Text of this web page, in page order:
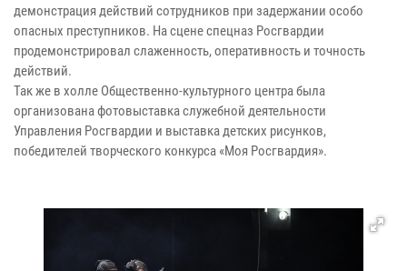
демонстрация действий сотрудников при задержании особо
опасных преступников. На сцене спецназ Росгвардии
продемонстрировал слаженность, оперативность и точность
действий.
Так же в холле Общественно-культурного центра была
организована фотовыставка служебной деятельности
Управления Росгвардии и выставка детских рисунков,
победителей творческого конкурса «Моя Росгвардия».